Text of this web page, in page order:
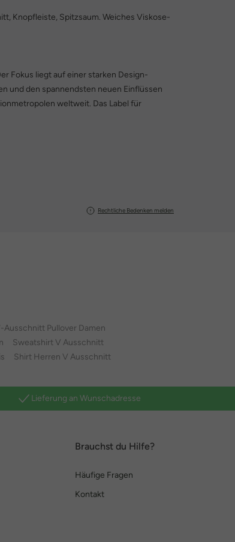
Knopfleiste, Spitzsaum. Weiches Viskose-
Fokus liegt auf einer starken Design-
und den spannendsten neuen Einflüssen
weltweit. Das Label für
Rechtliche Bedenken melden
Ausschnitt Pullover Damen
Sweatshirt V Ausschnitt
Shirt Herren V Ausschnitt
Lieferung an Wunschadresse
Brauchst du Hilfe?
Häufige Fragen
Kontakt